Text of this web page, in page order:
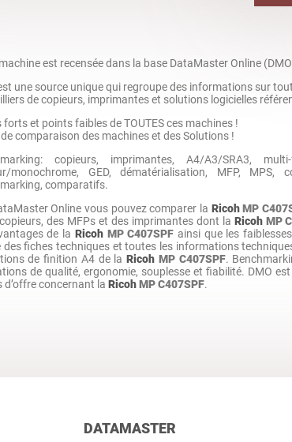
est recensée dans la base DataMaster Online
une source unique qui regroupe des informations sur
de copieurs, imprimantes et solutions logicielles
forts et points faibles de TOUTES ces machines !
comparaison des machines et des Solutions !
copieurs, imprimantes, A4/A3/SRA3,
monochrome, GED, dématérialisation, MFP,
comparatifs.
Online vous pouvez comparer la Ricoh MP
des MFPs et des imprimantes dont la Ricoh MP
de la Ricoh MP C407SPF ainsi que les
des fiches techniques et toutes les informations
de finition A4 de laRicoh MP C407SPF.
de qualité, ergonomie, souplesse et fiabilité. DMO
d’offre concernant la RicohMP C407SPF.
DATAMASTER